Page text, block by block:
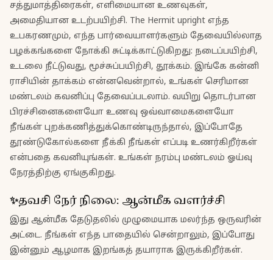
சத்துமாத்திரைகள், எளிமையான உணவுகள்,
அமைதியான உடற்பயிற்சி. The Hermit upright எந்த
உபகரணமும், எந்த பார்வையாளர்களும் தேவையில்லாத
பழக்கங்களை நோக்கி சுட்டிக்காட்டுகிறது: நடைப்பயிற்சி,
உடலை நீட்டுவது, மூச்சுப்பயிற்சி, தூக்கம். இங்கே கன்னி
ராசியின் தாக்கம் என்னவென்றால், உங்கள் செரிமான
மண்டலம் கவனிப்பு தேவைப்படலாம். வயிறு தொடர்பான
பிரச்சினைகளையோ உணவு ஒவ்வாமைகளையோ
நீங்கள் புறக்கணித்துக்கொண்டிருந்தால், இப்போதே
தூண்டுகோல்களை நீக்கி நீங்கள் எப்படி உணர்கிறீர்கள்
என்பதை கவனியுங்கள். உங்கள் நரம்பு மண்டலம் ஓய்வு
நேரத்திற்கு ஏங்குகிறது.
✨தவசி நேர் நிலை: ஆன்மீக வளர்ச்சி
இது ஆன்மீக தேடுதலில் முழுமையாக மலர்ந்த ஒருவரின்
அட்டை. நீங்கள் எந்த பாதையில் சென்றாலும், இப்போது
இன்னும் ஆழமாக இறங்கத் தயாராக இருக்கிறீர்கள்.